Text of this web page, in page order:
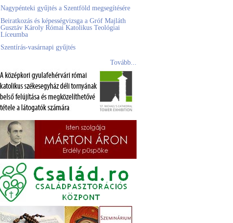
Nagypénteki gyűjtés a Szentföld megsegítésére
Beiratkozás és képességvizsga a Gróf Majláth
Gusztáv Károly Római Katolikus Teológiai
Líceumba
Szentírás-vasárnapi gyűjtés
Tovább...